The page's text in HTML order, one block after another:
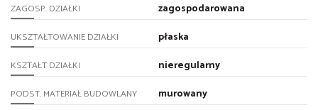
ZAGOSP. DZIAŁKI zagospodarowana
UKSZTAŁTOWANIE DZIAŁKI płaska
KSZTAŁT DZIAŁKI nieregularny
PODST. MATERIAŁ BUDOWLANY murowany